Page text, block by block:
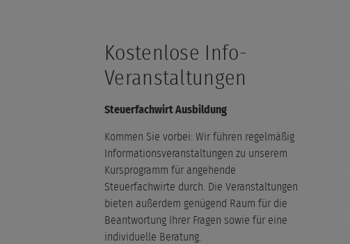
Kostenlose Info-
Veranstaltungen
Steuerfachwirt Ausbildung
Kommen Sie vorbei: Wir führen regelmäßig
Informationsveranstaltungen zu unserem
Kursprogramm für angehende
Steuerfachwirte durch. Die Veranstaltungen
bieten außerdem genügend Raum für die
Beantwortung Ihrer Fragen sowie für eine
individuelle Beratung.